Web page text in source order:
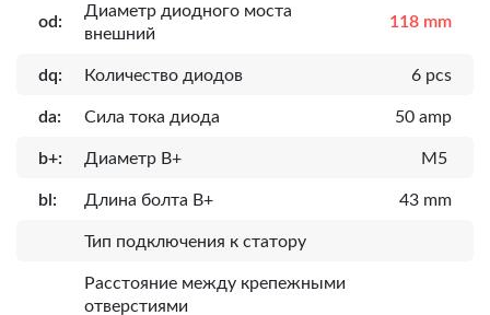
od:
Диаметр диодного моста
внешний
118 mm
dq: Количество диодов 6 pcs
da: Сила тока диода 50 amp
b+: Диаметр B+ M5
bl: Длина болта B+ 43 mm
Тип подключения к статору
Расcтояние между крепежными
отверстиями